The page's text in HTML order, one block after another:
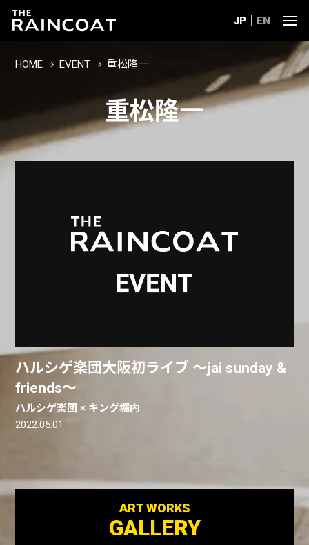
JP EN
HOME EVENT 重松隆一
重松隆一
ハルシゲ楽団大阪初ライブ 〜jai sunday &
friends〜
ハルシゲ楽団 × キング堀内
2022.05.01
ART WORKS
GALLERY